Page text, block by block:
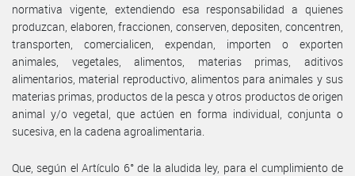
normativa vigente, extendiendo esa responsabilidad a quienes
produzcan, elaboren, fraccionen, conserven, depositen, concentren,
transporten, comercialicen, expendan, importen o exporten
animales, vegetales, alimentos, materias primas, aditivos
alimentarios, material reproductivo, alimentos para animales y sus
materias primas, productos de la pesca y otros productos de origen
animal y/o vegetal, que actúen en forma individual, conjunta o
sucesiva, en la cadena agroalimentaria.
Que, según el Artículo 6° de la aludida ley, para el cumplimiento de